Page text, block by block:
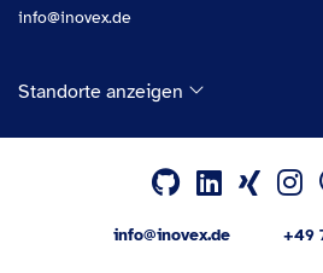
info@inovex.de
Standorte anzeigen
info@inovex.de +49